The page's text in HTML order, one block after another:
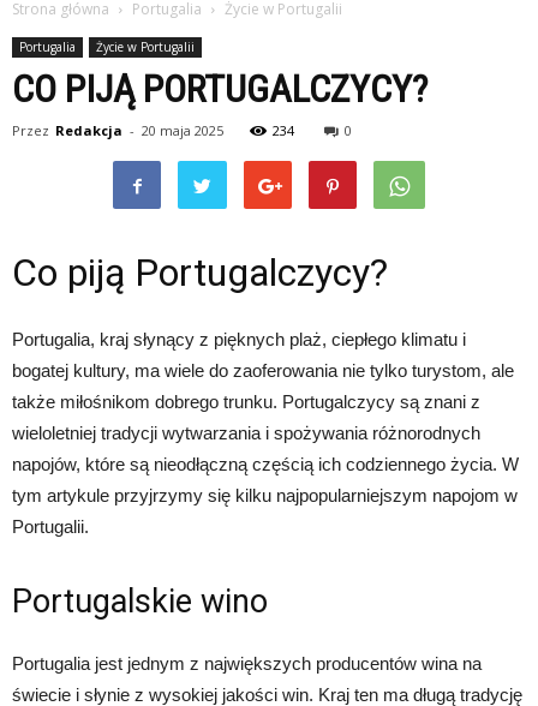
Strona główna Portugalia Życie w Portugalii
Portugalia Życie w Portugalii
CO PIJĄ PORTUGALCZYCY?
Przez Redakcja - 20 maja 2025 234 0
Co piją Portugalczycy?
Portugalia, kraj słynący z pięknych plaż, ciepłego klimatu i
bogatej kultury, ma wiele do zaoferowania nie tylko turystom, ale
także miłośnikom dobrego trunku. Portugalczycy są znani z
wieloletniej tradycji wytwarzania i spożywania różnorodnych
napojów, które są nieodłączną częścią ich codziennego życia. W
tym artykule przyjrzymy się kilku najpopularniejszym napojom w
Portugalii.
Portugalskie wino
Portugalia jest jednym z największych producentów wina na
świecie i słynie z wysokiej jakości win. Kraj ten ma długą tradycję